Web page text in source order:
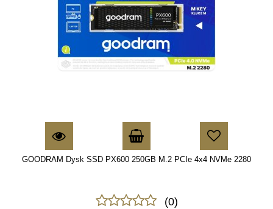
GOODRAM Dysk SSD PX600 250GB M.2 PCIe 4x4 NVMe 2280
(0)